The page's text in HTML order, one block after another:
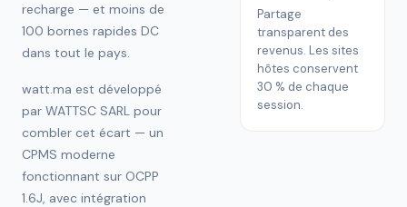
recharge — et moins de
100 bornes rapides DC
dans tout le pays.
watt.ma est développé
par WATTSC SARL pour
combler cet écart — un
CPMS moderne
fonctionnant sur OCPP
1.6J, avec intégration
Partage
transparent des
revenus. Les sites
hôtes conservent
30 % de chaque
session.